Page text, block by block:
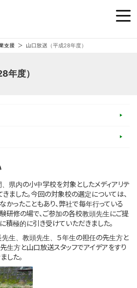
支援 山口放送（平成28年度）
年度）
県内の小中学校を対象としたメディアリテ
ました。今回の対象校の選定については、
ったこともあり、弊社で毎年行っている
研修の場で、ご参加の各校教頭先生にご提
積極的に引き受けていただきました。
先生、教頭先生、５年生の担任の先生方と
生方と山口放送スタッフでアイデアをすり
した。